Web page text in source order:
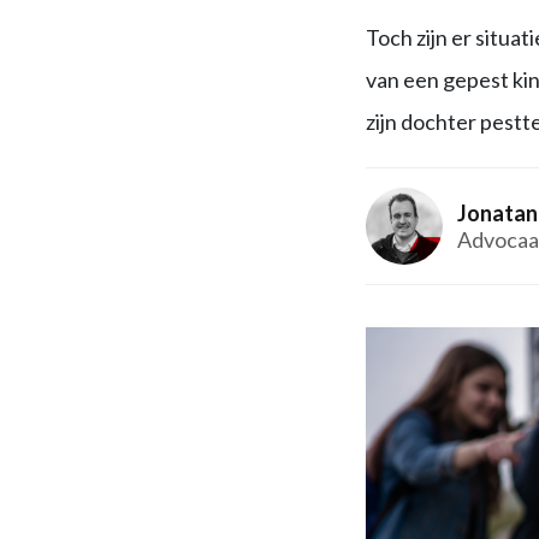
Toch zijn er
van een gepest
zijn dochter